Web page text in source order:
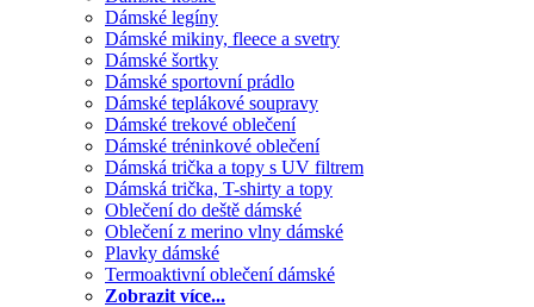
Dámské legíny
Dámské mikiny, fleece a svetry
Dámské šortky
Dámské sportovní prádlo
Dámské teplákové soupravy
Dámské trekové oblečení
Dámské tréninkové oblečení
Dámská trička a topy s UV filtrem
Dámská trička, T-shirty a topy
Oblečení do deště dámské
Oblečení z merino vlny dámské
Plavky dámské
Termoaktivní oblečení dámské
Zobrazit více...